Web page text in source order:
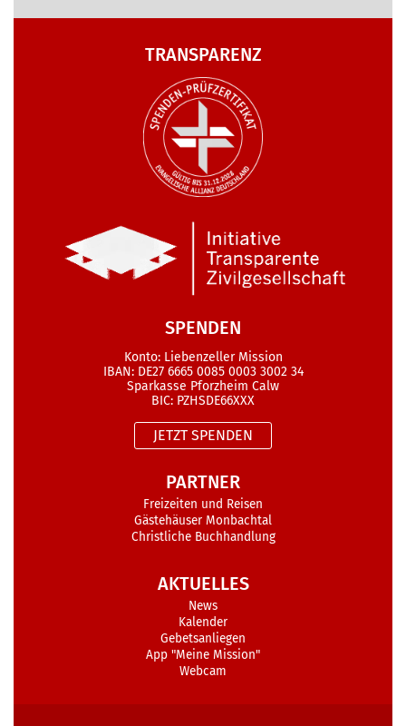
TRANSPARENZ
SPENDEN
Konto: Liebenzeller Mission
IBAN: DE27 6665 0085 0003 3002 34
Sparkasse Pforzheim Calw
BIC: PZHSDE66XXX
JETZT SPENDEN
PARTNER
Freizeiten und Reisen
Gästehäuser Monbachtal
Christliche Buchhandlung
AKTUELLES
News
Kalender
Gebetsanliegen
App "Meine Mission"
Webcam